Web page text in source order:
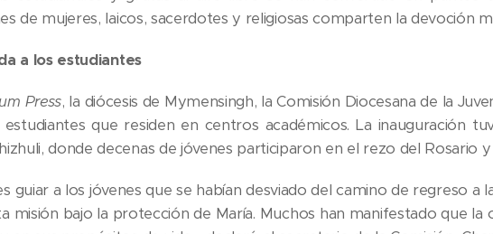
de mujeres, laicos, sacerdotes y religiosas comparten la devoción
a los estudiantes
Press, la diócesis de Mymensingh, la Comisión Diocesana de la
que residen en centros académicos. La inauguración
donde decenas de jóvenes participaron en el rezo del Rosario
guiar a los jóvenes que se habían desviado del camino de regreso a
misión bajo la protección de María. Muchos han manifestado que